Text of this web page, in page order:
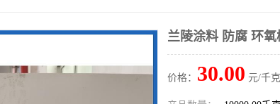
兰陵涂料 防腐 环
价格： 30.00 元/千